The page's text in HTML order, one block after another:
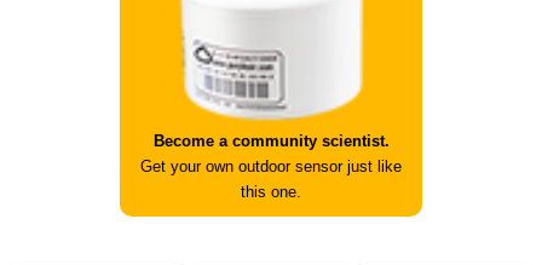
Become a community scientist.
Get your own outdoor sensor just like
this one.